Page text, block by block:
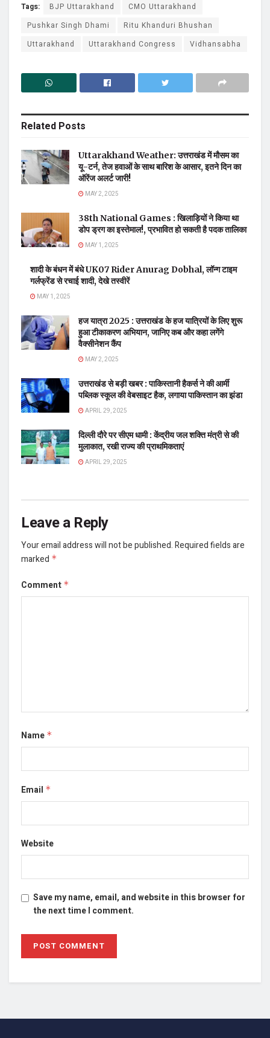
Tags: BJP Uttarakhand
CMO Uttarakhand
Pushkar Singh Dhami
Ritu Khanduri Bhushan
Uttarakhand
Uttarakhand Congress Vidhansabha
Related Posts
Uttarakhand Weather: उत्तराखंड में मौसम का
यू-टर्न, तेज हवाओं के साथ बारिश के आसार, इतने दिन का
ऑरेंज अलर्ट जारी!
MAY 2, 2025
38th National Games : खिलाड़ियों ने किया था
डोप ड्रग का इस्तेमाल!, प्रभावित हो सकती है पदक तालिका
MAY 1, 2025
शादी के बंधन में बंधे UK07 Rider Anurag Dobhal, लॉन्ग टाइम
गर्लफ्रेंड से रचाई शादी, देखे तस्वीरें
MAY 1, 2025
हज यात्रा 2025 : उत्तराखंड के हज यात्रियों के लिए शुरू
हुआ टीकाकरण अभियान, जानिए कब और कहा लगेंगे
वैक्सीनेशन कैंप
MAY 2, 2025
उत्तराखंड से बड़ी खबर : पाकिस्तानी हैकर्स ने की आर्मी
पब्लिक स्कूल की वेबसाइट हैक, लगाया पाकिस्तान का झंडा
APRIL 29, 2025
दिल्ली दौरे पर सीएम धामी : केंद्रीय जल शक्ति मंत्री से की
मुलाकात, रखी राज्य की प्राथमिकताएं
APRIL 29, 2025
Leave a Reply
Your email address will not be published.Required fields are
marked *
Comment *
Name *
Email *
Website
Save my name, email, and website in this browser for
the next time I comment.